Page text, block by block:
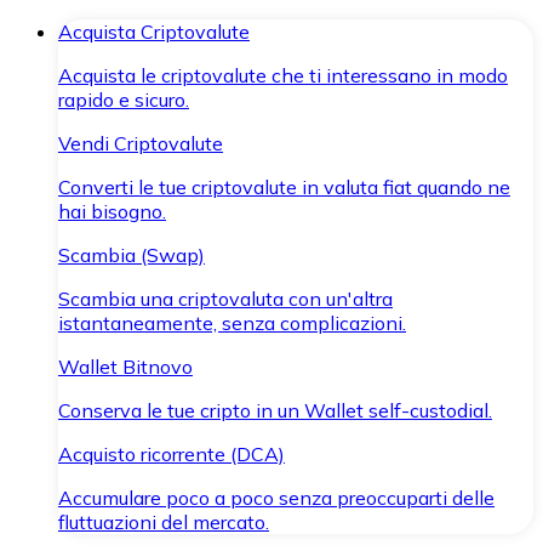
Acquista Criptovalute
Acquista le criptovalute che ti interessano in modo
rapido e sicuro.
Vendi Criptovalute
Converti le tue criptovalute in valuta fiat quando ne
hai bisogno.
Scambia (Swap)
Scambia una criptovaluta con un'altra
istantaneamente, senza complicazioni.
Wallet Bitnovo
Conserva le tue cripto in un Wallet self-custodial.
Acquisto ricorrente (DCA)
Accumulare poco a poco senza preoccuparti delle
fluttuazioni del mercato.